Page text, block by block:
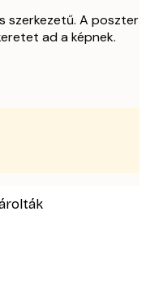
szerkezetű. A poszter
ad a képnek.